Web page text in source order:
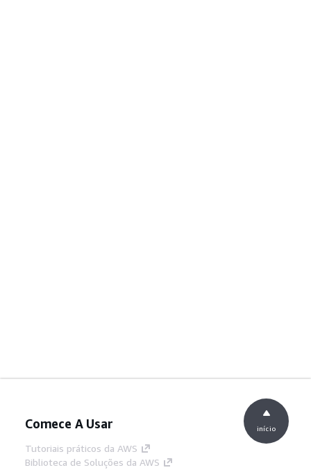
Comece A Usar
Tutoriais práticos da AWS
Biblioteca de Soluções da AWS
início